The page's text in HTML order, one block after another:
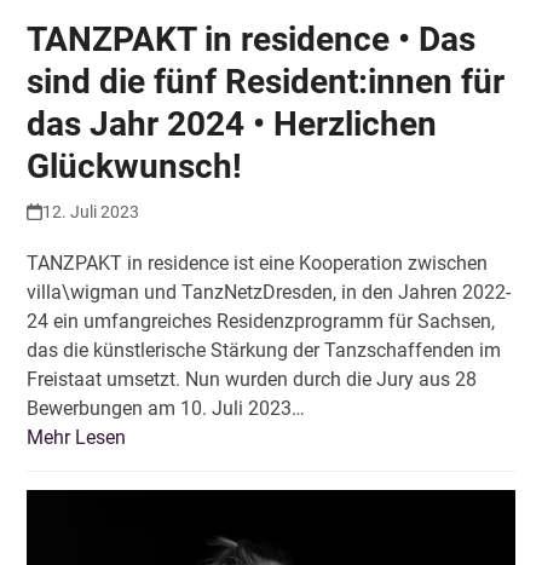
TANZPAKT in residence • Das
sind die fünf Resident:innen für
das Jahr 2024 • Herzlichen
Glückwunsch!
12. Juli 2023
TANZPAKT in residence ist eine Kooperation zwischen
villa\wigman und TanzNetzDresden, in den Jahren 2022-
24 ein umfangreiches Residenzprogramm für Sachsen,
das die künstlerische Stärkung der Tanzschaffenden im
Freistaat umsetzt. Nun wurden durch die Jury aus 28
Bewerbungen am 10. Juli 2023…
Mehr Lesen